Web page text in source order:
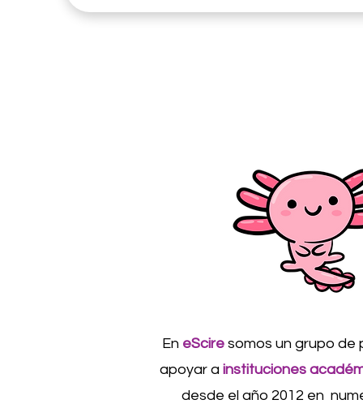
En eScire somos un grupo de
apoyar a instituciones
desde el año 2012 en